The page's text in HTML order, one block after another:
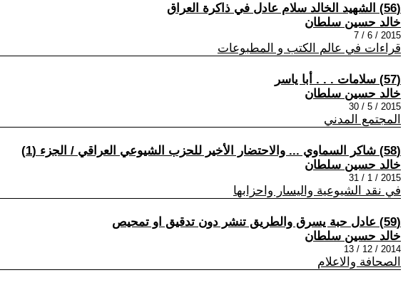
(56) الشهيد الخالد سلام عادل في ذاكرة العراق
خالد حسين سلطان
2015 / 6 / 7
قراءات في عالم الكتب و المطبوعات
(57) سلامات . . . أبا ياسر
خالد حسين سلطان
2015 / 5 / 30
المجتمع المدني
(58) شاكر السماوي ... والاحتضار الأخير للحزب الشيوعي العراقي / الجزء (1)
خالد حسين سلطان
2015 / 1 / 31
في نقد الشيوعية واليسار واحزابها
(59) عادل حبة يسرق والطريق تنشر دون تدقيق او تمحيص
خالد حسين سلطان
2014 / 12 / 13
الصحافة والاعلام